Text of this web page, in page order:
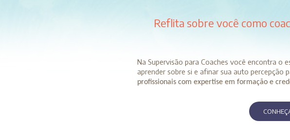
Reflita sobre você como
Na Supervisão para Coaches você encontra o
aprender sobre si e afinar sua auto
profissionais com expertise em formação e